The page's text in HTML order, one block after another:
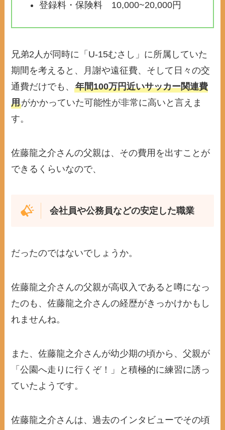
登録料・保険料 10,000~20,000円
兄弟2人が同時に「U-15むさし」に所属していた
期間を考えると、月謝や遠征費、そして日々の交
通費だけでも、年間100万円近いサッカー関連費
用がかかっていた可能性が非常に高いと言えま
す。
佐藤龍之介さんの父親は、その費用を出すことが
できるくらいなので、
会社員や公務員などの安定した職業
だったのではないでしょうか。
佐藤龍之介さんの父親が高収入であると噂になっ
たのも、佐藤龍之介さんの経歴がきっかけかもし
れませんね。
また、佐藤龍之介さんが幼少期の頃から、父親が
「公園へ走りに行くぞ！」と積極的に練習に誘っ
ていたようです。
佐藤龍之介さんは、過去のインタビューでその頃